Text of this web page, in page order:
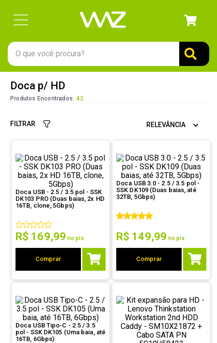
O que você procura?
Doca p/ HD
Produtos Encontrados: 42
FILTRAR RELEVÂNCIA
Doca USB - 2.5 / 3.5 pol - SSK
DK103 PRO (Duas baias, 2x HD
16TB, clone, 5Gbps)
R$ 169,99 no pix
Comprar
Doca USB 3.0 - 2.5 / 3.5 pol -
SSK DK109 (Duas baias, até
32TB, 5Gbps)
R$ 149,99 no pix
Comprar
Doca USB Tipo-C - 2.5 / 3.5
pol - SSK DK105 (Uma baia, até
16TB, 6Gbps)
4º
ssd
5º
openbox
6º
mouse
7º
jonsbo
fractal